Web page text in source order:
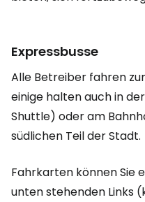
Expressbusse
Alle Betreiber fahren
einige halten auch in
Shuttle) oder am
südlichen Teil der Stadt.
Fahrkarten können Sie
unten stehenden Links